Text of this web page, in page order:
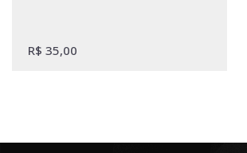
R$ 35,00